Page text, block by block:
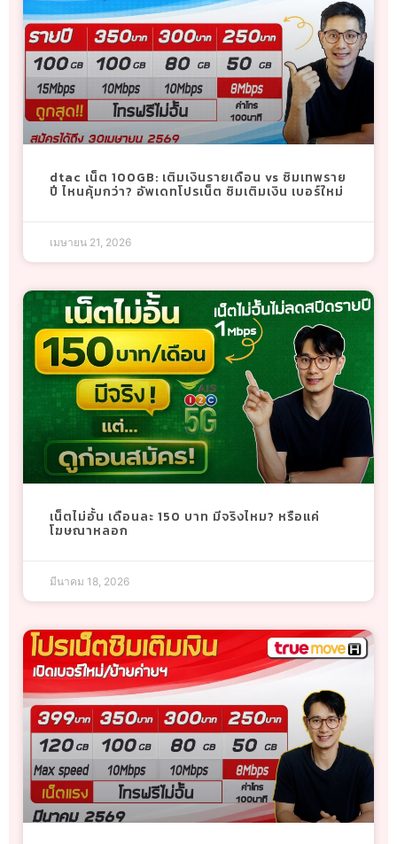
dtac เน็ต 100GB: เติมเงินรายเดือน vs ซิมเทพราย
ปี ไหนคุ้มกว่า? อัพเดทโปรเน็ต ซิมเติมเงิน เบอร์ใหม่
เมษายน 21, 2026
เน็ตไม่อั้น เดือนละ 150 บาท มีจริงไหม? หรือแค่
โฆษณาหลอก
มีนาคม 18, 2026